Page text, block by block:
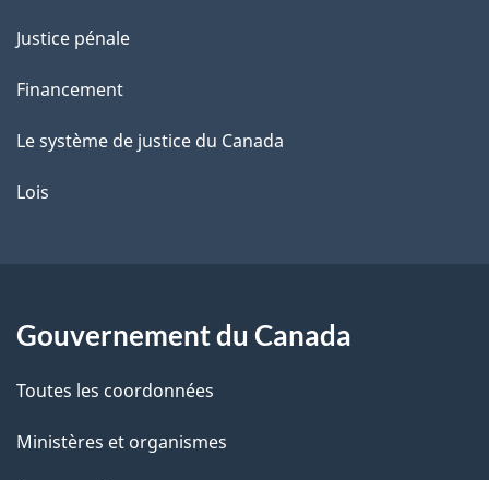
Justice pénale
Financement
Le système de justice du Canada
Lois
Gouvernement du Canada
Toutes les coordonnées
Ministères et organismes